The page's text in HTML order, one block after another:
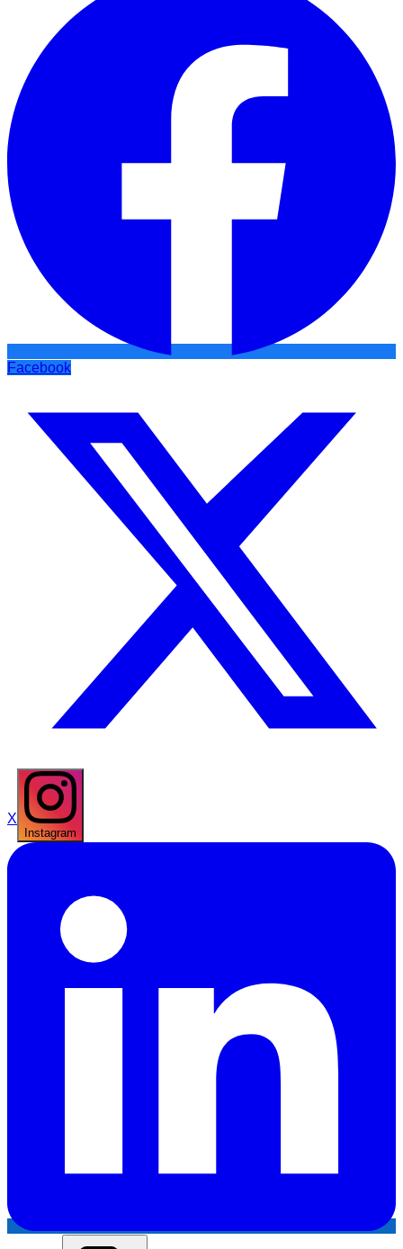
Facebook
X
Instagram